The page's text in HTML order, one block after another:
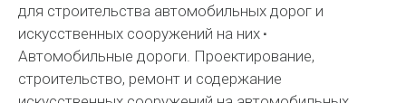
для строительства автомобильных дорог и
искусственных сооружений на них
Автомобильные дороги. Проектирование,
строительство, ремонт и содержание